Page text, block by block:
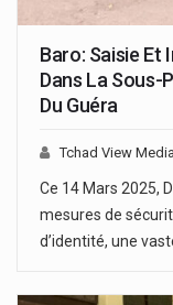
Baro: Saisie Et
Dans La
Du Guéra
Tchad View Media
Ce 14 Mars 2025,
mesures de
d’identité, une